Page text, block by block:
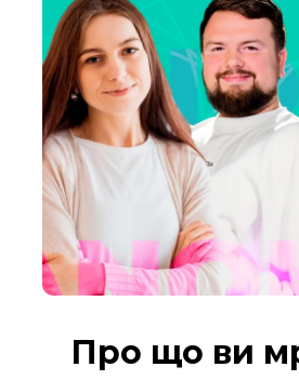
Про що ви